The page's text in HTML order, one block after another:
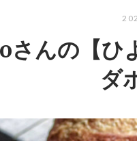
んの【ひ
ダ